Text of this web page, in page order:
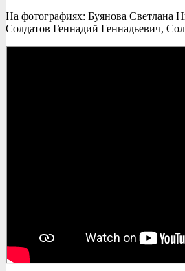
На фотографиях: Буянова Светлана
Солдатов Геннадий Геннадьевич,